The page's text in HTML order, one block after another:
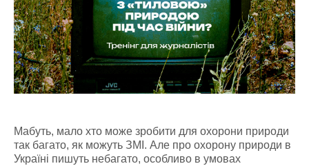
Мабуть, мало хто може зробити для охорони природи
так багато, як можуть ЗМІ. Але про охорону природи в
Україні пишуть небагато, особливо в умовах